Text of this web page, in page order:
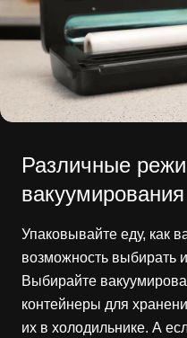
Различные
вакуумирования
Упаковывайте еду, как
возможность выбирать
Выбирайте
контейнеры для
их в холодильнике. А